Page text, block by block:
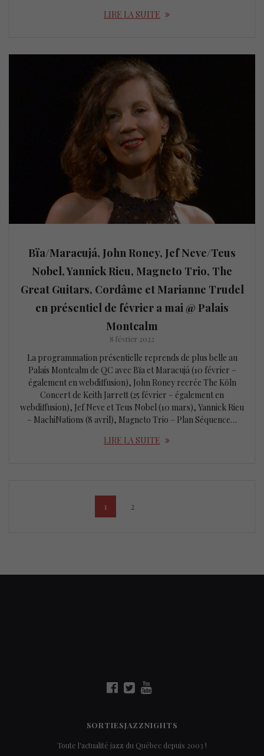
LIRE LA SUITE
Bïa/Maracujá, John Roney, Jef Neve/Teus
Nobel, Yannick Rieu, Magneto Trio, The
Great Guitars, Cordâme et Marianne Trudel
en présentiel de février a mai @ Palais
Montcalm
8 février 2022
La programmation présentielle reprends de plus belle au
Palais Montcalm de QC avec Bïa et Maracujá (10 février –
également en webdiffusion), John Roney recrée The Köln
Concert de Keith Jarrett (25 février – également en
webdiffusion), Jef Neve et Teus Nobel (10 mars), Yannick Rieu
– MachiNations (8 avril), Magneto Trio – Plan Séquence…
LIRE LA SUITE
navigation Page
1 Page
2
SORTIESJAZZNIGHTS
Toute l'actualité jazz du Québec depuis 2003 !